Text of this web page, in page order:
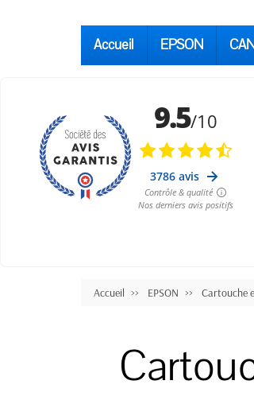
Accueil EPSON
Accueil EPSON Cartouche